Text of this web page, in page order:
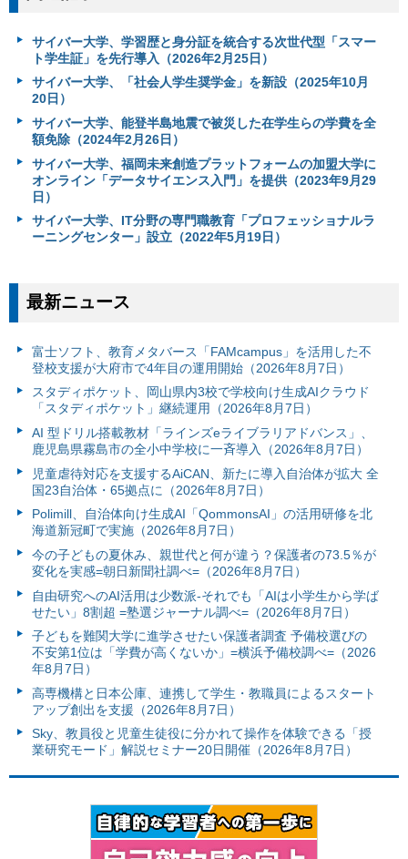
サイバー大学、学習歴と身分証を統合する次世代型「スマー
ト学生証」を先行導入（2026年2月25日）
サイバー大学、「社会人学生奨学金」を新設（2025年10月
20日）
サイバー大学、能登半島地震で被災した在学生らの学費を全
額免除（2024年2月26日）
サイバー大学、福岡未来創造プラットフォームの加盟大学に
オンライン「データサイエンス入門」を提供（2023年9月29
日）
サイバー大学、IT分野の専門職教育「プロフェッショナルラ
ーニングセンター」設立（2022年5月19日）
最新ニュース
富⼠ソフト、教育メタバース「FAMcampus」を活用した不
登校支援が大府市で4年目の運用開始（2026年8月7日）
スタディポケット、岡山県内3校で学校向け生成AIクラウド
「スタディポケット」継続運用（2026年8月7日）
AI 型ドリル搭載教材「ラインズeライブラリアドバンス」、
鹿児島県霧島市の全小中学校に一斉導入（2026年8月7日）
児童虐待対応を支援するAiCAN、新たに導入自治体が拡大 全
国23自治体・65拠点に（2026年8月7日）
Polimill、自治体向け生成AI「QommonsAI」の活用研修を北
海道新冠町で実施（2026年8月7日）
今の子どもの夏休み、親世代と何が違う？保護者の73.5％が
変化を実感=朝日新聞社調べ=（2026年8月7日）
自由研究へのAI活用は少数派-それでも「AIは小学生から学ば
せたい」8割超 =塾選ジャーナル調べ=（2026年8月7日）
子どもを難関大学に進学させたい保護者調査 予備校選びの
不安第1位は「学費が高くないか」=横浜予備校調べ=（2026
年8月7日）
高専機構と日本公庫、連携して学生・教職員によるスタート
アップ創出を支援（2026年8月7日）
Sky、教員役と児童生徒役に分かれて操作を体験できる「授
業研究モード」解説セミナー20日開催（2026年8月7日）